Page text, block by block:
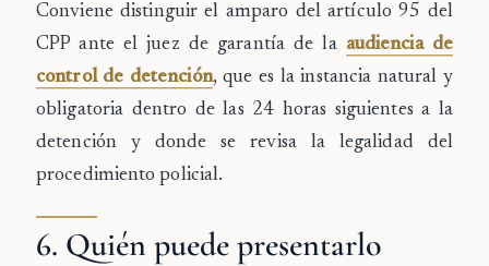
Conviene distinguir el amparo del artículo 95 del
CPP ante el juez de garantía de la audiencia de
control de detención, que es la instancia natural y
obligatoria dentro de las 24 horas siguientes a la
detención y donde se revisa la legalidad del
procedimiento policial.
6. Quién puede presentarlo